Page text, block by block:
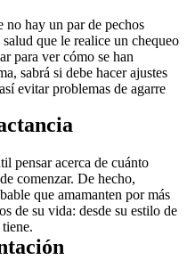
no hay un par de pechos
que le realice un chequeo
para ver cómo se han
sabrá si debe hacer ajustes
evitar problemas de agarre
pensar acerca de cuánto
comenzar. De hecho,
que amamanten por más
de su vida: desde su estilo de